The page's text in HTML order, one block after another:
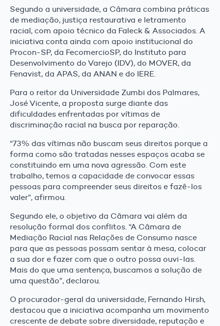
Segundo a universidade, a Câmara combina práticas
de mediação, justiça restaurativa e letramento
racial, com apoio técnico da Faleck & Associados. A
iniciativa conta ainda com apoio institucional do
Procon-SP, da FecomercioSP, do Instituto para
Desenvolvimento do Varejo (IDV), do MOVER, da
Fenavist, da APAS, da ANAN e do IERE.
Para o reitor da Universidade Zumbi dos Palmares,
José Vicente, a proposta surge diante das
dificuldades enfrentadas por vítimas de
discriminação racial na busca por reparação.
“73% das vítimas não buscam seus direitos porque a
forma como são tratadas nesses espaços acaba se
constituindo em uma nova agressão. Com este
trabalho, temos a capacidade de convocar essas
pessoas para compreender seus direitos e fazê-los
valer”, afirmou.
Segundo ele, o objetivo da Câmara vai além da
resolução formal dos conflitos. “A Câmara de
Mediação Racial nas Relações de Consumo nasce
para que as pessoas possam sentar à mesa, colocar
a sua dor e fazer com que o outro possa ouvi-las.
Mais do que uma sentença, buscamos a solução de
uma questão”, declarou.
O procurador-geral da universidade, Fernando Hirsh,
destacou que a iniciativa acompanha um movimento
crescente de debate sobre diversidade, reputação e